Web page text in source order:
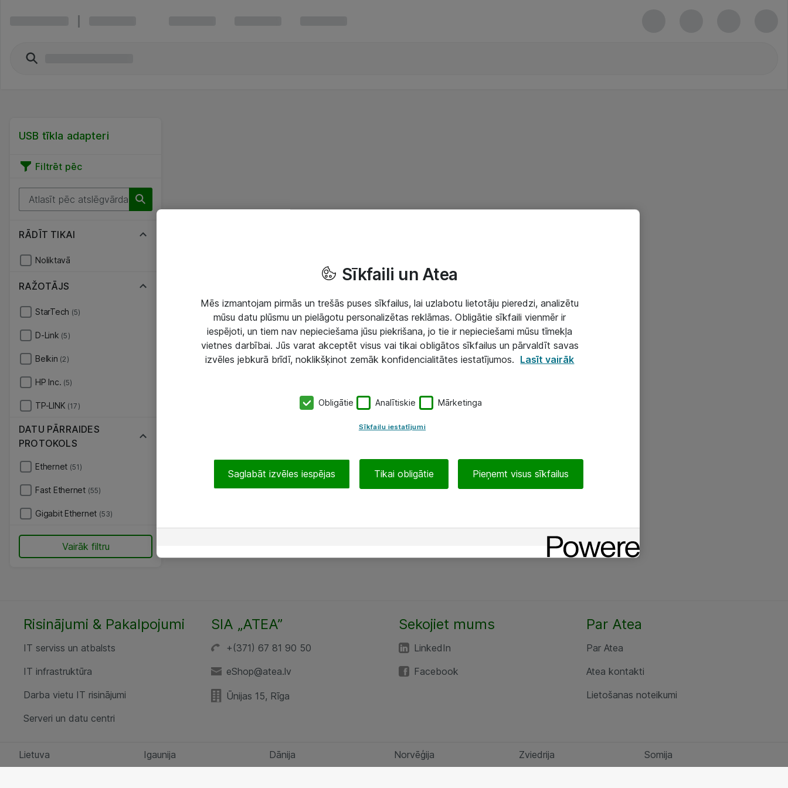
USB tīkla adapteri
Filtrēt pēc
RĀDĪT TIKAI
Noliktavā
RAŽOTĀJS
StarTech (5)
D-Link (5)
Belkin (2)
HP Inc. (5)
TP-LINK (17)
DATU PĀRRAIDES
PROTOKOLS
Ethernet (51)
Fast Ethernet (55)
Gigabit Ethernet (53)
Vairāk filtru
Risinājumi & Pakalpojumi
IT serviss un atbalsts
IT infrastruktūra
Darba vietu IT risinājumi
Serveri un datu centri
SIA „ATEA”
+(371) 67 81 90 50
eShop@atea.lv
Ūnijas 15, Rīga
Sekojiet mums
LinkedIn
Facebook
Par Atea
Par Atea
Atea kontakti
Lietošanas noteikumi
Lietuva Igaunija Dānija Norvēģija Zviedrija Somija
Sīkfaili un Atea
Mēs izmantojam pirmās un trešās puses sīkfailus, lai uzlabotu lietotāju pieredzi, analizētu
mūsu datu plūsmu un pielāgotu personalizētas reklāmas. Obligātie sīkfaili vienmēr ir
iespējoti, un tiem nav nepieciešama jūsu piekrišana, jo tie ir nepieciešami mūsu tīmekļa
vietnes darbībai. Jūs varat akceptēt visus vai tikai obligātos sīkfailus un pārvaldīt savas
izvēles jebkurā brīdī, noklikšķinot zemāk konfidencialitātes iestatījumos. Lasīt vairāk
Obligātie Analītiskie Mārketinga
Sīkfailu iestatījumi
Saglabāt izvēles iespējas Tikai obligātie Pieņemt visus sīkfailus